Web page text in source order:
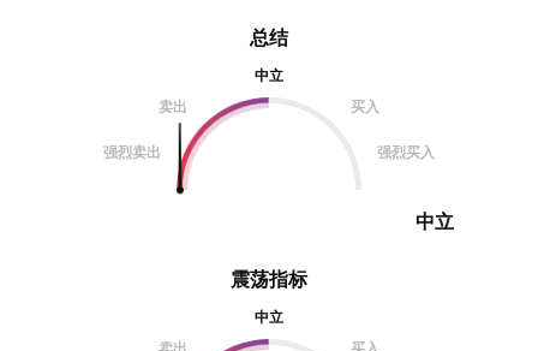
震荡指标
中立
总结
中立
卖出
买入
强烈卖出 强烈买入
中立